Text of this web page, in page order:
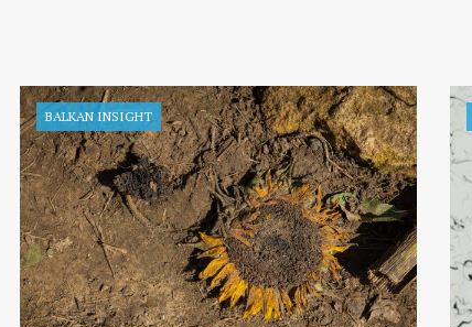
BALKAN INSIGHT